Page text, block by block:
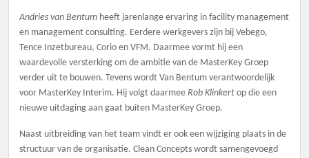
Andries van Bentum heeft jarenlange ervaring in facility management
en management consulting. Eerdere werkgevers zijn bij Vebego,
Tence Inzetbureau, Corio en VFM. Daarmee vormt hij een
waardevolle versterking om de ambitie van de MasterKey Groep
verder uit te bouwen. Tevens wordt Van Bentum verantwoordelijk
voor MasterKey Interim. Hij volgt daarmee Rob Klinkert op die een
nieuwe uitdaging aan gaat buiten MasterKey Groep.
Naast uitbreiding van het team vindt er ook een wijziging plaats in de
structuur van de organisatie. Clean Concepts wordt samengevoegd